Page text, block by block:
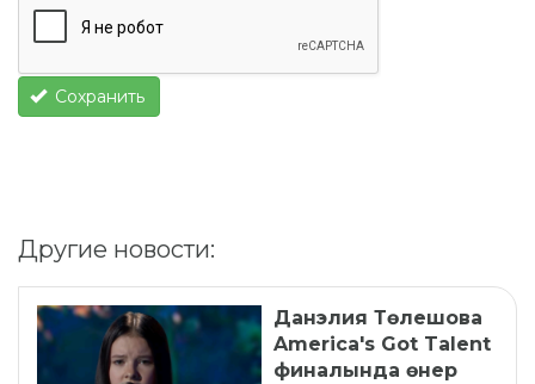
Сохранить
Другие новости:
Данэлия Төлешова
America's Got Talent
финалында өнер